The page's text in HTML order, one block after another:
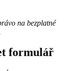
na bezplatné
formulář